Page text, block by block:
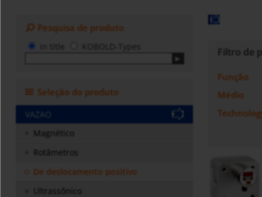
Pesquisa de produto
KOBOLD-Types
Seleção do produto
VAZAO
Magnético
Rotâmetros
De deslocamento positivo
Ultrassônico
Filtro de
Função
Médio